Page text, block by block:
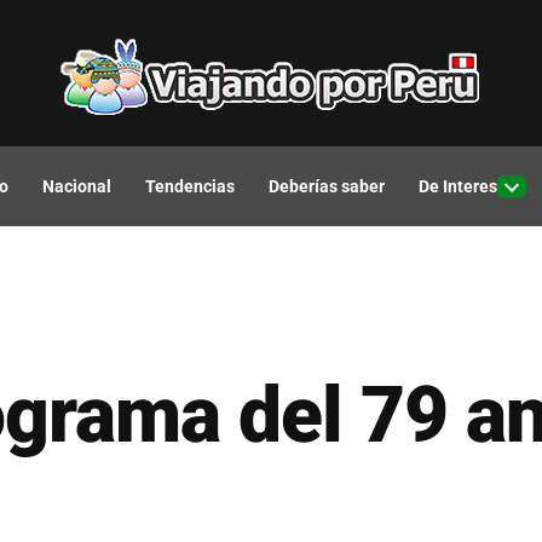
Nacional Tendencias Deberías saber De Interes
del 79